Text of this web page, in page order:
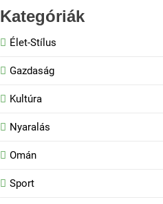
Kategóriák
Élet-Stílus
Gazdaság
Kultúra
Nyaralás
Omán
Sport